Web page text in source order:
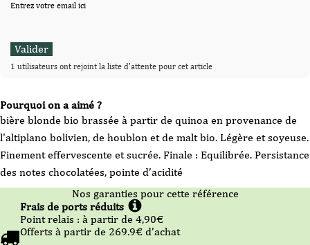
Pourquoi on a aimé ?
bière blonde bio brassée à partir de quinoa en provenance de
l'altiplano bolivien, de houblon et de malt bio. Légère et soyeuse.
Finement effervescente et sucrée. Finale : Equilibrée. Persistance
des notes chocolatées, pointe d’acidité
Entrez votre email ici
1 utilisateurs ont rejoint la liste d'attente pour cet article
Nos garanties pour cette référence
Frais de ports réduits
Point relais : à partir de 4,90€
Offerts à partir de 269.9€ d’achat